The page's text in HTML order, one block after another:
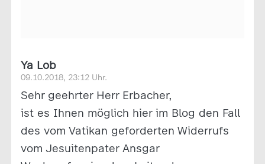
Ya Lob
09.10.2018, 23:12 Uhr.
Sehr geehrter Herr Erbacher,
ist es Ihnen möglich hier im Blog den Fall
des vom Vatikan geforderten Widerrufs
vom Jesuitenpater Ansgar